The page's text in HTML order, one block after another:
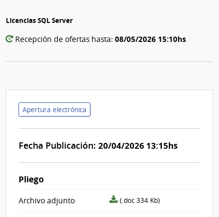
Licencias SQL Server
Recepción de ofertas hasta: 08/05/2026 15:10hs
Apertura electrónica
Fecha Publicación: 20/04/2026 13:15hs
Pliego
Archivo adjunto
archivo
(.doc 334 Kb)